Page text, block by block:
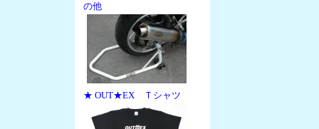
の他
★ OUT★EX Ｔシャツ